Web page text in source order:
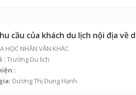
cầu của khách du lịch nội địa về
HỌC NHÂN VĂN KHÁC
: Trường Du lịch
:
Dương Thị Dung Hạnh